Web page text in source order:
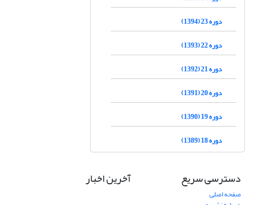
دوره 23 (1394)
دوره 22 (1393)
دوره 21 (1392)
دوره 20 (1391)
دوره 19 (1390)
دوره 18 (1389)
دسترسی سریع
صفحه اصلی
آخرین اخبار